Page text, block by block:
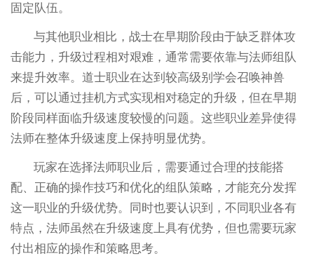
固定队伍。
与其他职业相比，战士在早期阶段由于缺乏群体攻
击能力，升级过程相对艰难，通常需要依靠与法师组队
来提升效率。道士职业在达到较高级别学会召唤神兽
后，可以通过挂机方式实现相对稳定的升级，但在早期
阶段同样面临升级速度较慢的问题。这些职业差异使得
法师在整体升级速度上保持明显优势。
玩家在选择法师职业后，需要通过合理的技能搭
配、正确的操作技巧和优化的组队策略，才能充分发挥
这一职业的升级优势。同时也要认识到，不同职业各有
特点，法师虽然在升级速度上具有优势，但也需要玩家
付出相应的操作和策略思考。